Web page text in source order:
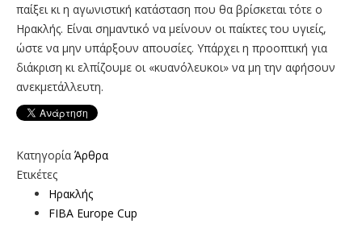
παίξει κι η αγωνιστική κατάσταση που θα βρίσκεται τότε ο
Ηρακλής. Είναι σημαντικό να μείνουν οι παίκτες του υγιείς,
ώστε να μην υπάρξουν απουσίες. Υπάρχει η προοπτική για
διάκριση κι ελπίζουμε οι «κυανόλευκοι» να μη την αφήσουν
ανεκμετάλλευτη.
Κατηγορία Άρθρα
Ετικέτες
Ηρακλής
FIBA Europe Cup